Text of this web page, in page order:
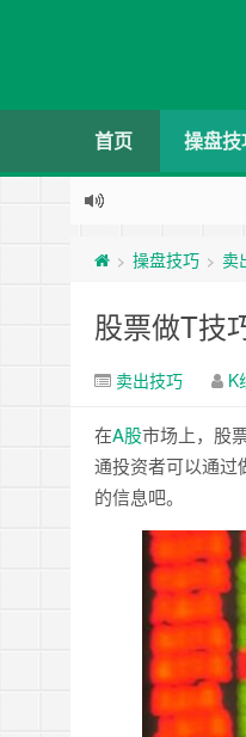
首页 操盘技
> 操盘技巧 > 卖
股票做T技
卖出技巧 K
在A股市场上，股
通投资者可以通过
的信息吧。